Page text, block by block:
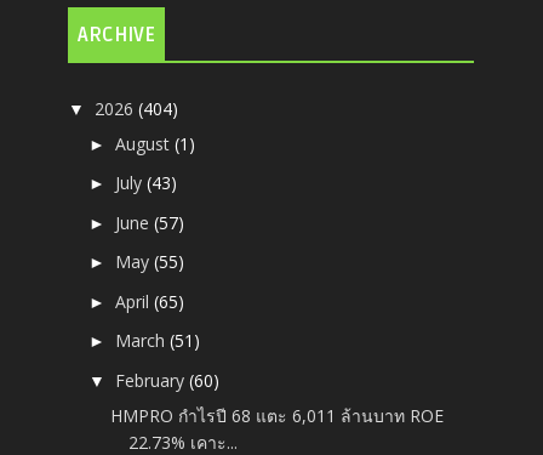
ARCHIVE
▼ 2026(404)
►August(1)
► July(43)
► June(57)
► May(55)
►April(65)
► March(51)
▼ February(60)
HMPRO กำไรปี 68 แตะ 6,011 ล้านบาท ROE
22.73% เคาะ...